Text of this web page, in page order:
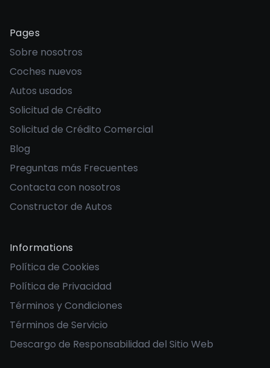
Pages
Sobre nosotros
Coches nuevos
Autos usados
Solicitud de Crédito
Solicitud de Crédito Comercial
Blog
Preguntas más Frecuentes
Contacta con nosotros
Constructor de Autos
Informations
Política de Cookies
Política de Privacidad
Términos y Condiciones
Términos de Servicio
Descargo de Responsabilidad del Sitio Web